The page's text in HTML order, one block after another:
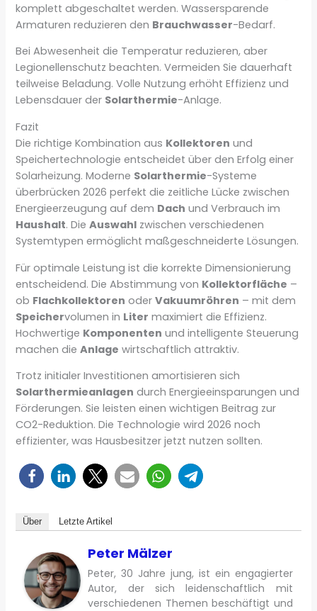
komplett abgeschaltet werden. Wassersparende
Armaturen reduzieren den Brauchwasser-Bedarf.
Bei Abwesenheit die Temperatur reduzieren, aber
Legionellenschutz beachten. Vermeiden Sie dauerhaft
teilweise Beladung. Volle Nutzung erhöht Effizienz und
Lebensdauer der Solarthermie-Anlage.
Fazit
Die richtige Kombination aus Kollektoren und
Speichertechnologie entscheidet über den Erfolg einer
Solarheizung. Moderne Solarthermie-Systeme
überbrücken 2026 perfekt die zeitliche Lücke zwischen
Energieerzeugung auf dem Dach und Verbrauch im
Haushalt. DieAuswahl zwischen verschiedenen
Systemtypen ermöglicht maßgeschneiderte Lösungen.
Für optimale Leistung ist die korrekte Dimensionierung
entscheidend. Die Abstimmung von Kollektorfläche –
ob Flachkollektoren oderVakuumröhren – mit dem
Speichervolumen in Liter maximiert die Effizienz.
Hochwertige Komponenten und intelligente Steuerung
machen dieAnlage wirtschaftlich attraktiv.
Trotz initialer Investitionen amortisieren sich
Solarthermieanlagen durch Energieeinsparungen und
Förderungen. Sie leisten einen wichtigen Beitrag zur
CO2-Reduktion. Die Technologie wird 2026 noch
effizienter, was Hausbesitzer jetzt nutzen sollten.
Über Letzte Artikel
Peter Mälzer
Peter, 30 Jahre jung, ist ein engagierter
Autor, der sich leidenschaftlich mit
verschiedenen Themen beschäftigt und